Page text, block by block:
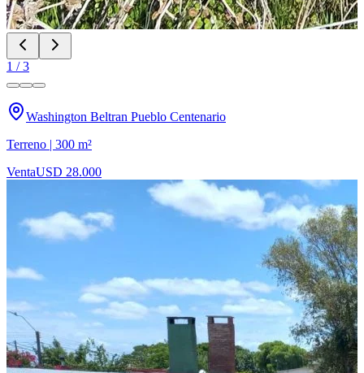
1 /3
Washington Beltran Pueblo Centenario
Terreno | 300 m²
VentaUSD 28.000